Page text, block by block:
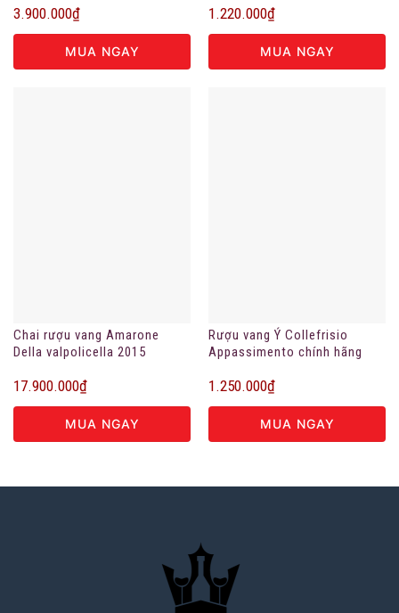
3.900.000₫
MUA NGAY
1.220.000₫
MUA NGAY
Chai rượu vang Amarone
Della valpolicella 2015
17.900.000₫
MUA NGAY
Rượu vang Ý Collefrisio
Appassimento chính hãng
1.250.000₫
MUA NGAY